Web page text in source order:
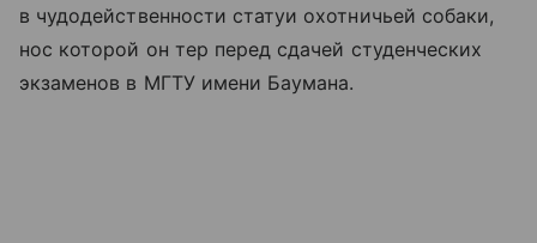
в чудодейственности статуи охотничьей собаки,
нос которой он тер перед сдачей студенческих
экзаменов в МГТУ имени Баумана.